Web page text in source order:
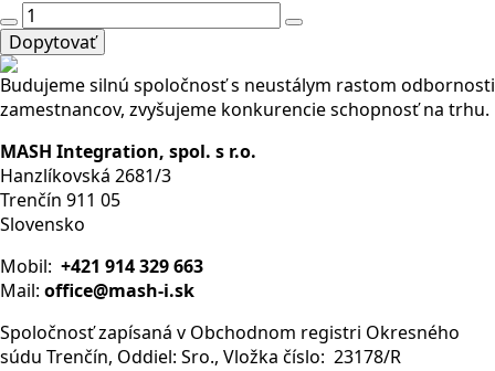
množstvo
6SL3054-
0FC00-
1BA0
SINAMICS
CompactFlash
card
without
performance
expansion
incl.
licensing
(Certificate
of
Dopytovať
Budujeme silnú spoločnosť s neustálym rastom odbornosti
zamestnancov, zvyšujeme konkurencie schopnosť na trhu.
MASH Integration, spol. s r.o.
Hanzlíkovská 2681/3
Trenčín 911 05
Slovensko
Mobil: +421 914 329 663
Mail: office@mash-i.sk
Spoločnosť zapísaná v Obchodnom registri Okresného
súdu Trenčín, Oddiel: Sro., Vložka číslo: 23178/R